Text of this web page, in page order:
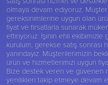
olmaya devam ediyoruz.
gereksinimlerine uygun olan
fiyat ve fırsatlarla sunarak
ettiriyoruz. İşinin ehli ekibimizle
kurulum, gerekse satış
yanındayız. Müşterilerimizin
ürün ve hizmetlerimizi uygun
Bize destek veren ve güvenen
yenilikleri takip etmeye devam